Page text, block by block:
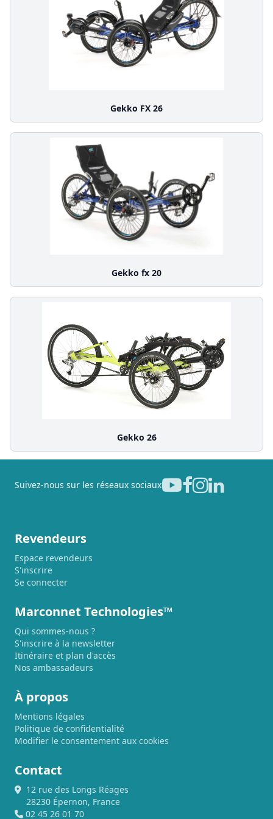
Gekko FX 26
Gekko fx 20
Gekko 26
Suivez-nous sur les réseaux sociaux
Revendeurs
Espace revendeurs
S'inscrire
Se connecter
Marconnet Technologies™
Qui sommes-nous ?
S'inscrire à la newsletter
Itinéraire et plan d'accès
Nos ambassadeurs
À propos
Mentions légales
Politique de confidentialité
Modifier le consentement aux cookies
Contact
12 rue des Longs Réages
28230 Épernon, France
02 45 26 01 70